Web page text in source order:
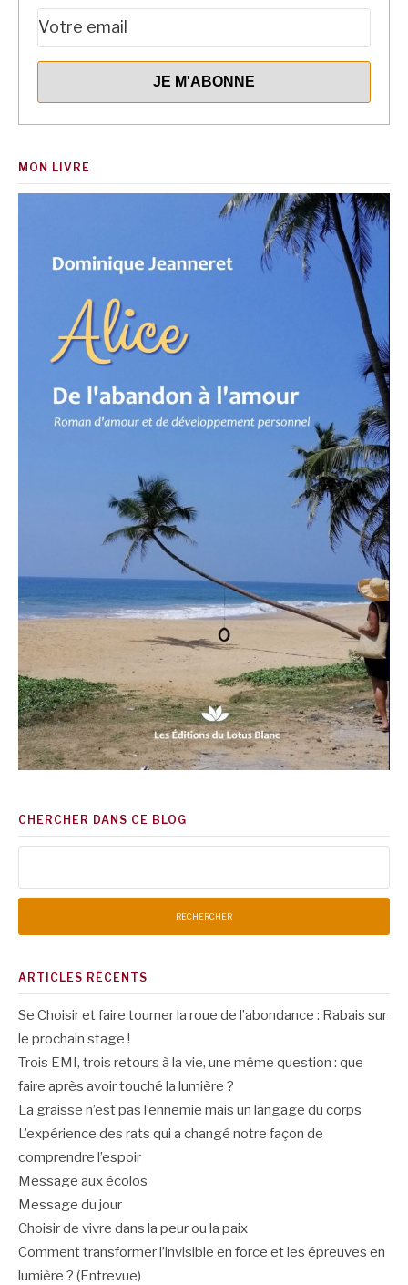
MON LIVRE
CHERCHER DANS CE BLOG
ARTICLES RÉCENTS
Se Choisir et faire tourner la roue de l’abondance : Rabais sur
le prochain stage !
Trois EMI, trois retours à la vie, une même question : que
faire après avoir touché la lumière ?
La graisse n’est pas l’ennemie mais un langage du corps
L’expérience des rats qui a changé notre façon de
comprendre l’espoir
Message aux écolos
Message du jour
Choisir de vivre dans la peur ou la paix
Comment transformer l’invisible en force et les épreuves en
lumière ? (Entrevue)